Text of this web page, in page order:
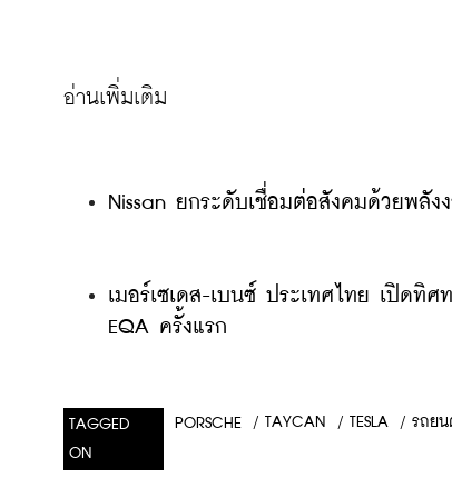
Nissan ยกระดับเชื่อมต่อสังคมด้วยพลัง
เมอร์เซเดส-เบนซ์ ประเทศไทย เปิดทิ
EQA ครั้งแรก
TAGGED
ON
PORSCHE / TAYCAN / TESLA / รถย